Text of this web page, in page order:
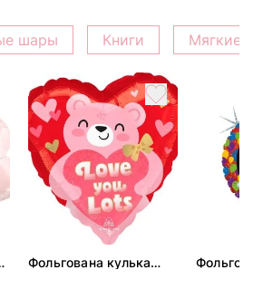
шары Книги Мягкие
Фольгована кулька